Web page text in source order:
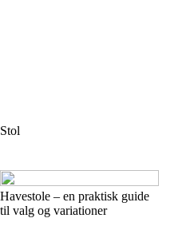
Stol
Havestole – en praktisk guide
til valg og variationer